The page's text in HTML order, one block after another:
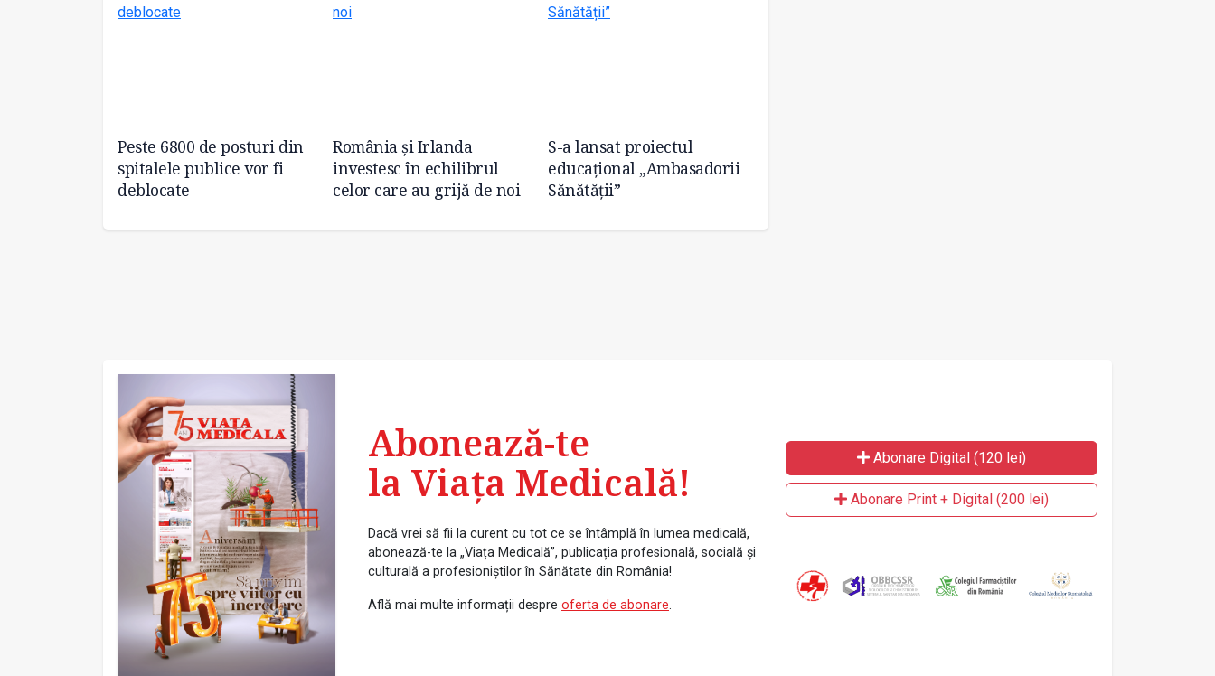
Peste 6800 de posturi din
spitalele publice vor fi
deblocate
România și Irlanda
investesc în echilibrul
celor care au grijă de noi
S-a lansat proiectul
educațional „Ambasadorii
Sănătății”
Abonează-te
la Viața Medicală!
Dacă vrei să fii la curent cu tot ce se întâmplă în lumea medicală,
abonează-te la „Viața Medicală”, publicația profesională, socială și
culturală a profesioniștilor în Sănătate din România!
Află mai multe informații despre oferta de abonare.
Abonare Digital (120 lei)
Abonare Print + Digital (200 lei)